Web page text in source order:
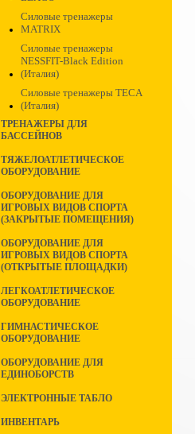
Силовые тренажеры
MATRIX
Силовые тренажеры
NESSFIT-Black Edition
(Италия)
Силовые тренажеры TECA
(Италия)
ТРЕНАЖЕРЫ ДЛЯ
БАССЕЙНОВ
ТЯЖЕЛОАТЛЕТИЧЕСКОЕ
ОБОРУДОВАНИЕ
ОБОРУДОВАНИЕ ДЛЯ
ИГРОВЫХ ВИДОВ СПОРТА
(ЗАКРЫТЫЕ ПОМЕЩЕНИЯ)
ОБОРУДОВАНИЕ ДЛЯ
ИГРОВЫХ ВИДОВ СПОРТА
(ОТКРЫТЫЕ ПЛОЩАДКИ)
ЛЕГКОАТЛЕТИЧЕСКОЕ
ОБОРУДОВАНИЕ
ГИМНАСТИЧЕСКОЕ
ОБОРУДОВАНИЕ
ОБОРУДОВАНИЕ ДЛЯ
ЕДИНОБОРСТВ
ЭЛЕКТРОННЫЕ ТАБЛО
ИНВЕНТАРЬ